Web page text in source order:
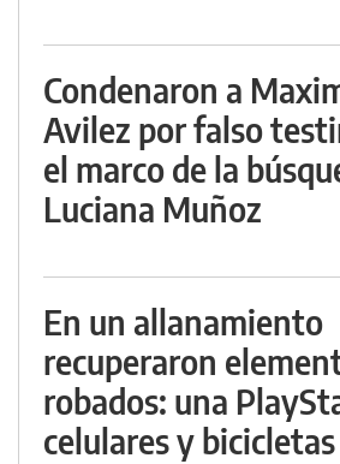
Condenaron a
Avilez por falso
el marco de la
Luciana Muñoz
En un allanamiento
recuperaron
robados: una
celulares y bicicletas